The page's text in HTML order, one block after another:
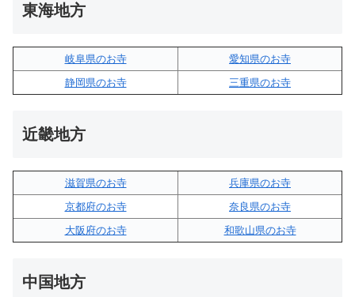
東海地方
岐阜県のお寺
愛知県のお寺
静岡県のお寺
三重県のお寺
近畿地方
滋賀県のお寺
兵庫県のお寺
京都府のお寺
奈良県のお寺
大阪府のお寺
和歌山県のお寺
中国地方